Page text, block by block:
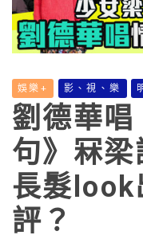
娛樂+ 影、視、樂
劉德華
句》冧
長髮look
評？